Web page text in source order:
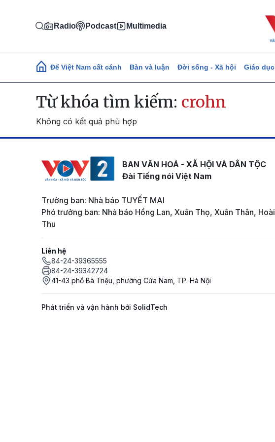
Radio Podcast Multimedia
Main navigation
Để Việt Nam cất cánh Bàn và luận Đời sống - Xã hội Giáo dục
Từ khóa tìm kiếm: crohn
Không có kết quả phù hợp
BAN VĂN HOÁ - XÃ HỘI VÀ DÂN TỘC
Đài Tiếng nói Việt Nam
Trưởng ban: Nhà báo TUYẾT MAI
Phó trưởng ban: Nhà báo Hồng Lan, Xuân Thọ, Xuân Thân, Hoài
Thu
Liên hệ
84-24-39365555
84-24-39342724
41-43 phố Bà Triệu, phường Cửa Nam, TP. Hà Nội
Phát triển và vận hành bởi SolidTech